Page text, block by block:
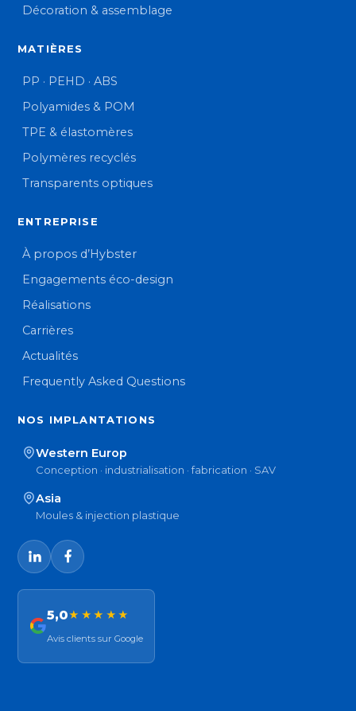
Décoration & assemblage
MATIÈRES
PP · PEHD · ABS
Polyamides & POM
TPE & élastomères
Polymères recyclés
Transparents optiques
ENTREPRISE
À propos d’Hybster
Engagements éco-design
Réalisations
Carrières
Actualités
Frequently Asked Questions
NOS IMPLANTATIONS
Western Europ
Conception · industrialisation · fabrication · SAV
Asia
Moules & injection plastique
5,0★★★★★
Avis clients sur Google